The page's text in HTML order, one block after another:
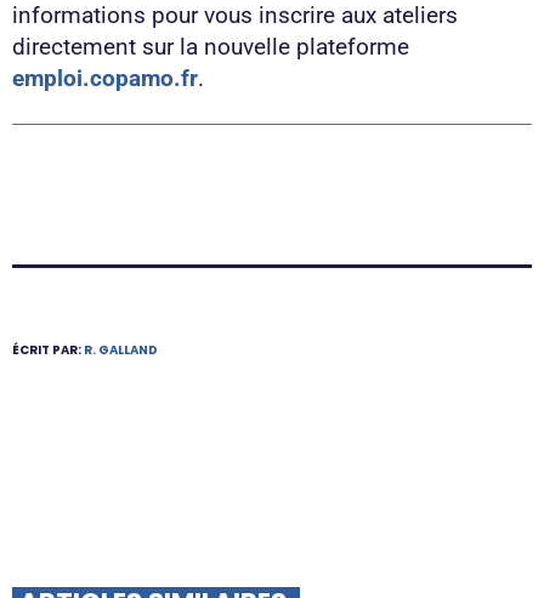
informations pour vous inscrire aux ateliers
directement sur la nouvelle plateforme
emploi.copamo.fr.
ÉCRIT PAR: R. GALLAND